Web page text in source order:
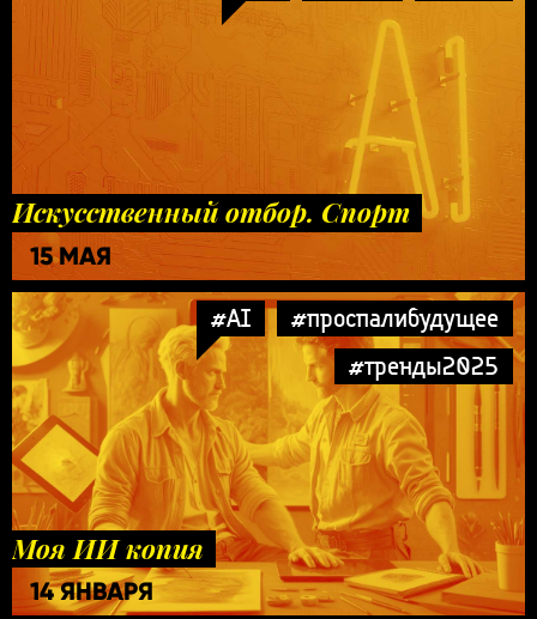
Искусственный отбор. Спорт
15 МАЯ
#AI
#проспалибудущее
#тренды2025
Моя ИИ копия
14 ЯНВАРЯ